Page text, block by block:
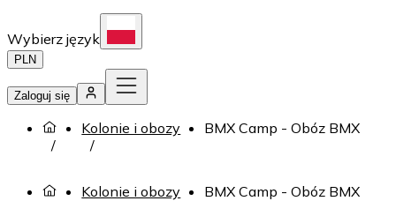
Wybierz język
PLN
Zaloguj się
Kolonie i obozy BMX Camp - Obóz BMX
Kolonie i obozy BMX Camp - Obóz BMX